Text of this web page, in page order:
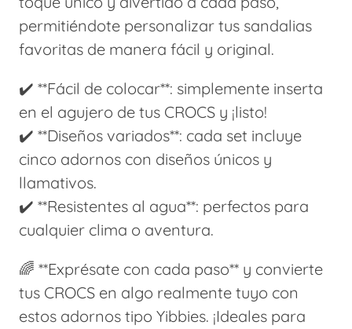
permitiéndote personalizar tus sandalias
favoritas de manera fácil y original.
✔️ **Fácil de colocar**: simplemente inserta
en el agujero de tus CROCS y ¡listo!
✔️ **Diseños variados**: cada set incluye
cinco adornos con diseños únicos y
llamativos.
✔️ **Resistentes al agua**: perfectos para
cualquier clima o aventura.
🌈 **Exprésate con cada paso** y convierte
tus CROCS en algo realmente tuyo con
estos adornos tipo Yibbies. ¡Ideales para